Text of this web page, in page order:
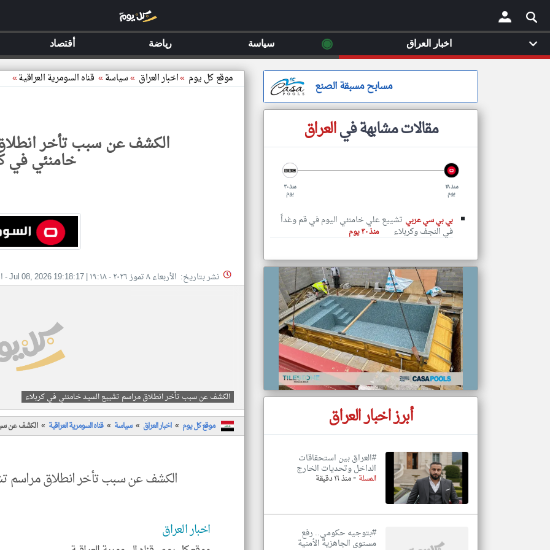
× موقع كل يوم »اخبار العراق »سياسة» قناه السومرية العراقية»
الكشف عن سبب تأخر
خامنئي في
نشر بتاريخ: الأربعاء ٨ تموز ٢٠٢٦ - ١٩:١٨ |
Jul 08, 2026 19:18:17
-
الكشف عن سبب تأخر انطلاق مراسم تشييع السيد خامنئي في كربلاء
موقع كل يوم اخبار العراق سياسة قناه السومرية العراقية الكشف عن
الكشف عن سبب تأخر انطلاق مراسم
اخبار العراق
مسابح مسبقة الصنع
مقالات مشابهة فيالعراق
منذ ٣٠
يوم
منذ ٢٨
يوم
بي بي سي عربي تشييع علي خامنئي اليوم في قم وغداً
في النجف وكربلاء منذ ٣٠ يوم
أبرز اخبار العراق
#‏العراق بين استحقاقات
الداخل وتحديات الخارج
المسلة-منذ ١٦ دقيقة
#بتوجيه حكومي.. رفع
مستوى الجاهزية الأمنية
اخبار العراق ◉ سياسة رياضة أقتصاد